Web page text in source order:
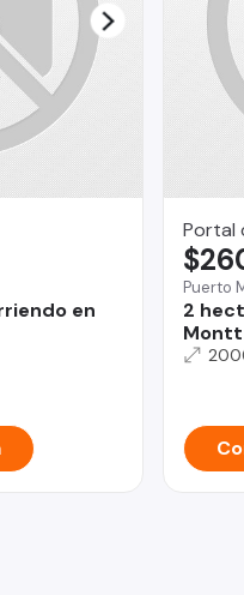
en
Portal
Puerto
2
Montt